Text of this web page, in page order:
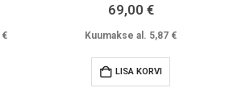
€
69,00 €
Kuumakse al. 5,87 €
LISA KORVI